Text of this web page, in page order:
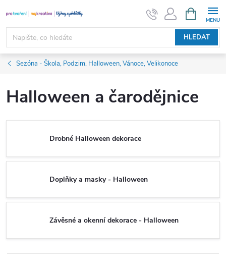
na
obsah
HLEDAT
NÁKUPNÍ
KOŠÍK
Sezóna - Škola, Podzim, Halloween, Vánoce, Velikonoce
Halloween a čarodějnice
Drobné Halloween dekorace
Doplňky a masky - Halloween
Závěsné a okenní dekorace - Halloween